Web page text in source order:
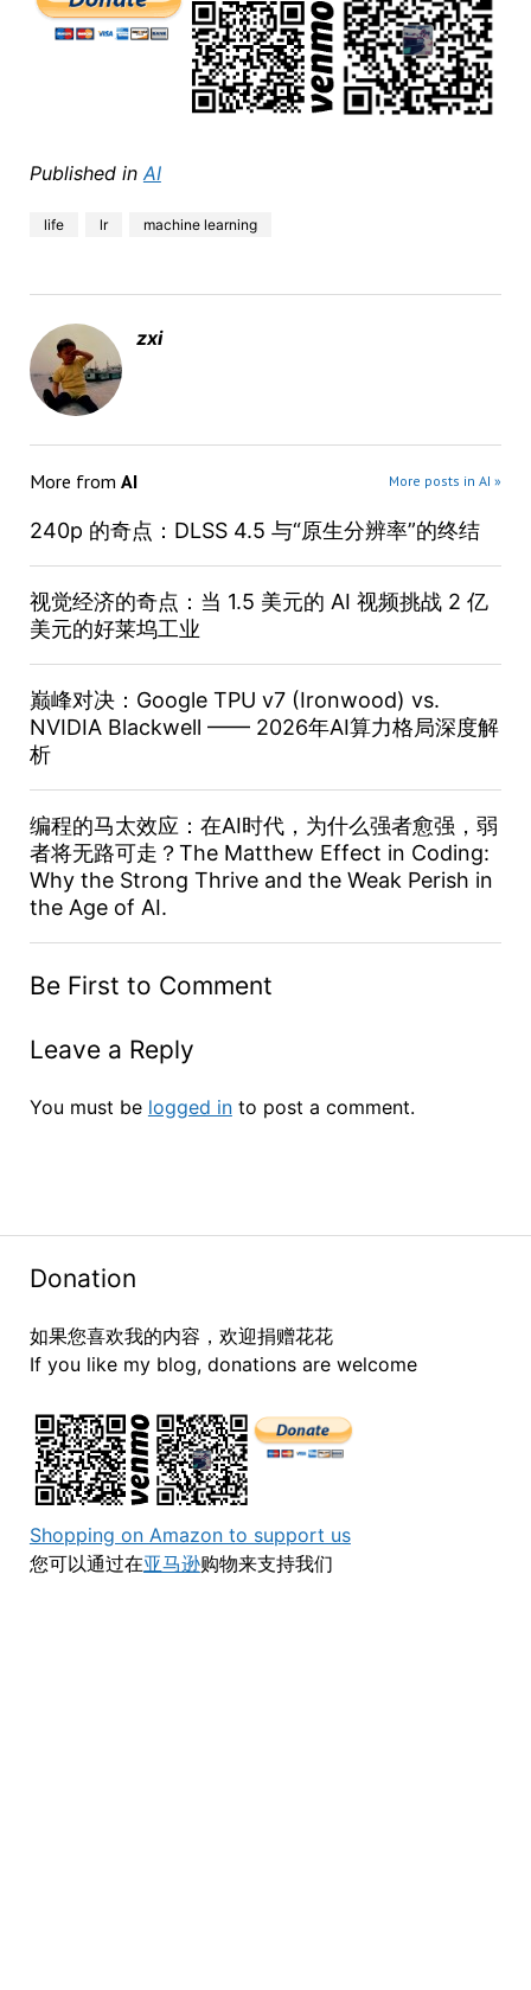
Donation
如果您喜欢我的内容，欢迎捐赠花花
If you like my blog, donations are welcome
Shopping on Amazon to support us
您可以通过在亚马逊购物来支持我们
Published in AI
life lr machine learning
zxi
More from AI More posts in AI »
240p 的奇点：DLSS 4.5 与“原生分辨率”的终结
视觉经济的奇点：当 1.5 美元的 AI 视频挑战 2 亿
美元的好莱坞工业
巅峰对决：Google TPU v7 (Ironwood) vs.
NVIDIA Blackwell —— 2026年AI算力格局深度解
析
编程的马太效应：在AI时代，为什么强者愈强，弱
者将无路可走？The Matthew Effect in Coding:
Why the Strong Thrive and the Weak Perish in
the Age of AI.
Be First to Comment
Leave a Reply
You must be logged into post a comment.